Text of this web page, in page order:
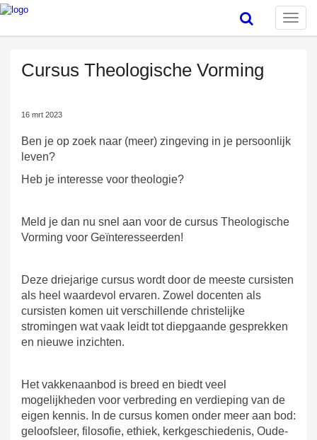
Toggle
Cursus Theologische Vorming
16 mrt 2023
Ben je op zoek naar (meer) zingeving in je persoonlijk
leven?
Heb je interesse voor theologie?
Meld je dan nu snel aan voor de cursus Theologische
Vorming voor Geïnteresseerden!
Deze driejarige cursus wordt door de meeste cursisten
als heel waardevol ervaren. Zowel docenten als
cursisten komen uit verschillende christelijke
stromingen wat vaak leidt tot diepgaande gesprekken
en nieuwe inzichten.
Het vakkenaanbod is breed en biedt veel
mogelijkheden voor verbreding en verdieping van de
eigen kennis. In de cursus komen onder meer aan bod:
geloofsleer, filosofie, ethiek, kerkgeschiedenis, Oude-